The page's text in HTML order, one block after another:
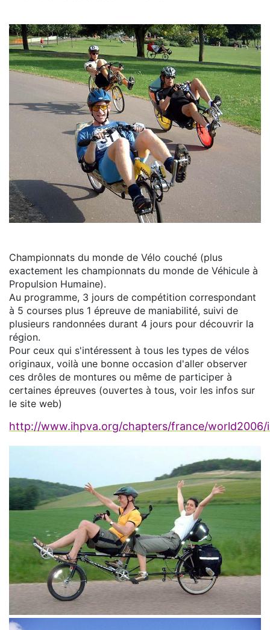
Championnats du monde de Vélo couché (plus
exactement les championnats du monde de Véhicule à
Propulsion Humaine).
Au programme, 3 jours de compétition correspondant
à 5 courses plus 1 épreuve de maniabilité, suivi de
plusieurs randonnées durant 4 jours pour découvrir la
région.
Pour ceux qui s'intéressent à tous les types de vélos
originaux, voilà une bonne occasion d'aller observer
ces drôles de montures ou même de participer à
certaines épreuves (ouvertes à tous, voir les infos sur
le site web)
http://www.ihpva.org/chapters/france/world2006/